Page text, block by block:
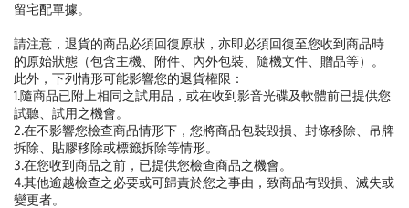
留宅配單據。
請注意，退貨的商品必須回復原狀，亦即必須回復至您收到商品時
的原始狀態（包含主機、附件、內外包裝、隨機文件、贈品等）。
此外，下列情形可能影響您的退貨權限：
1.隨商品已附上相同之試用品，或在收到影音光碟及軟體前已提供您
試聽、試用之機會。
2.在不影響您檢查商品情形下，您將商品包裝毀損、封條移除、吊牌
拆除、貼膠移除或標籤拆除等情形。
3.在您收到商品之前，已提供您檢查商品之機會。
4.其他逾越檢查之必要或可歸責於您之事由，致商品有毀損、滅失或
變更者。